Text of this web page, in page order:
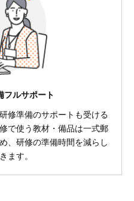
フルサポート
修準備のサポートも受ける
で使う教材・備品は一式郵
、研修の準備時間を減らし
ます。